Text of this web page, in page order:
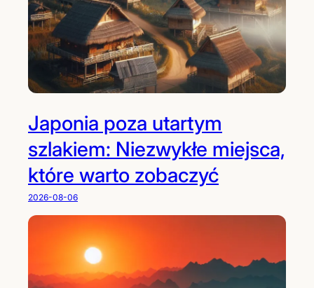
w
e
N
e
a
u
p
o
n
i
–
ę
d
w
k
i
m
Japonia poza utartym
szlakiem: Niezwykłe miejsca,
które warto zobaczyć
2026-08-06